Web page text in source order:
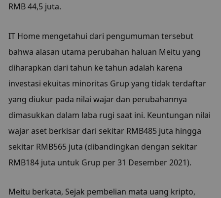
RMB 44,5 juta.
IT Home mengetahui dari pengumuman tersebut
bahwa alasan utama perubahan haluan Meitu yang
diharapkan dari tahun ke tahun adalah karena
investasi ekuitas minoritas Grup yang tidak terdaftar
yang diukur pada nilai wajar dan perubahannya
dimasukkan dalam laba rugi saat ini. Keuntungan nilai
wajar aset berkisar dari sekitar RMB485 juta hingga
sekitar RMB565 juta (dibandingkan dengan sekitar
RMB184 juta untuk Grup per 31 Desember 2021).
Meitu berkata, Sejak pembelian mata uang kripto,